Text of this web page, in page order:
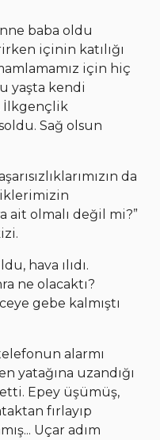
baba oldu
içinin katılığı
için hiç
yaşta kendi
İlkgençlik
Sağ olsun
da
ait olmalı değil mi?”
hava ılıdı.
ne olacaktı?
gebe kalmıştı
alarmı
yatağına uzandığı
Epey üşümüş,
fırlayıp
Uçar adım